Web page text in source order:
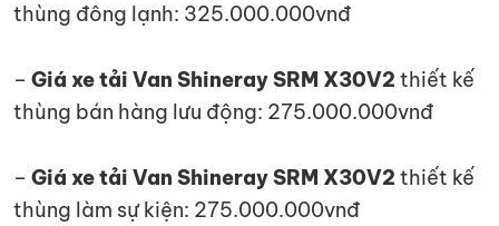
thùng đông lạnh: 325.000.000vnđ
– Giá xe tải Van Shineray SRM X30V2 thiết kế
thùng bán hàng lưu động: 275.000.000vnđ
– Giá xe tải Van Shineray SRM X30V2 thiết kế
thùng làm sự kiện: 275.000.000vnđ